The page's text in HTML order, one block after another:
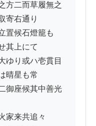
方二而草履無之
寄右通り
置候石燈籠も
其上にて
ゆり或ハ壱貫目
晴星も常ゟ
御座候其中善光
家来共追々